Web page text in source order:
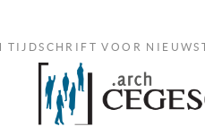
TIJDSCHRIFT VOOR